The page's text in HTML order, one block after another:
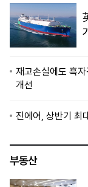
재고손실에도 흑
개선
진에어, 상반기 최
부동산